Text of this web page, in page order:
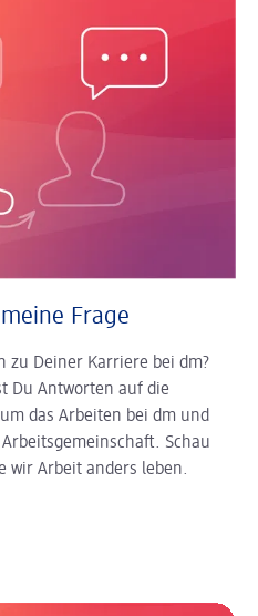
Frage
zu Deiner Karriere bei dm?
Du Antworten auf die
das Arbeiten bei dm und
Schau
wir Arbeit anders leben.